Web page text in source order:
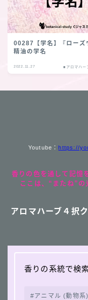
00287【学名】『ローズ
精油の学名
2022.11.27 ■アロマハー
Youtube：https://
香りの色を通して記憶
ここは、“またね”の
アロマハーブ４択
香りの系統で検
アニマル (動物系)